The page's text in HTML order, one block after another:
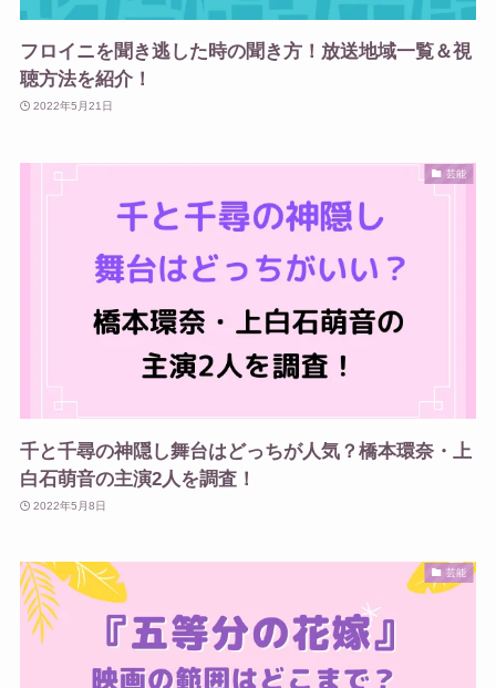
フロイニを聞き逃した時の聞き方！放送地域一覧＆視
聴方法を紹介！
2022年5月21日
芸能
千と千尋の神隠し舞台はどっちが人気？橋本環奈・上
白石萌音の主演2人を調査！
2022年5月8日
芸能